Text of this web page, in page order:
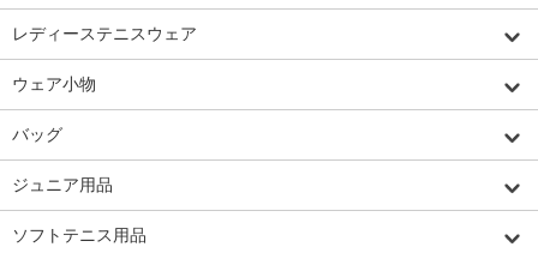
レディーステニスウェア
ウェア小物
バッグ
ジュニア用品
ソフトテニス用品